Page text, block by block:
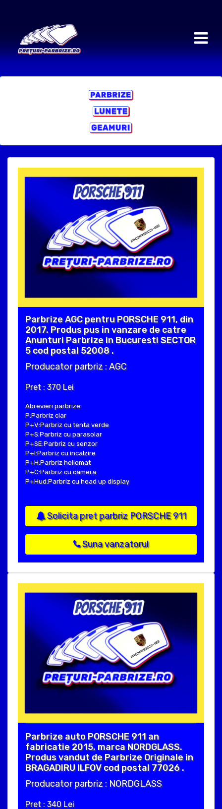
Parbrize AGC pentru PORSCHE 911, din
2017. Produs pus in vanzare de catre
Anunturi Parbrize in Bucuresti SECTOR
5 cod postal 52008 .
Producator parbriz : AGC
Pret : 370 Lei
Abrevieri parbrize:
P:Parbriz clar
P+V:Parbriz cu tenta verde
P+S:Parbriz cu parasolar
P+SE:Parbriz cu senzor
P+I:Parbriz cu incalzire
P+H:Parbriz heliomat
P+C:Parbriz cu camera
P+Hud:Parbriz cu head up display
Solicita pret parbriz PORSCHE 911
Suna vanzatorul
Parbrize auto PORSCHE 911 an
fabricatie 2015, marca NORDGLASS.
Produs vandut de Parbrize Originale in
BRAGADIRU ILFOV cod postal 77026 .
Producator parbriz : NORDGLASS
Pret : 340 Lei